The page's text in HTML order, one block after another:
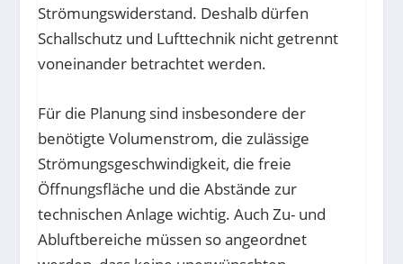
Strömungswiderstand. Deshalb dürfen
Schallschutz und Lufttechnik nicht getrennt
voneinander betrachtet werden.
Für die Planung sind insbesondere der
benötigte Volumenstrom, die zulässige
Strömungsgeschwindigkeit, die freie
Öffnungsfläche und die Abstände zur
technischen Anlage wichtig. Auch Zu- und
Abluftbereiche müssen so angeordnet